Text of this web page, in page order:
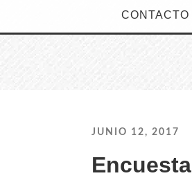
CONTACTO
JUNIO 12, 2017
Encuesta